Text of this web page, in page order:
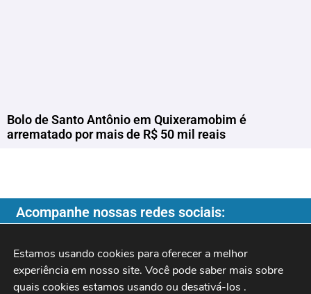
Bolo de Santo Antônio em Quixeramobim é
arrematado por mais de R$ 50 mil reais
Acompanhe nossas redes sociais:
Copyright ©️ 2026| Programa do Rochinha |
Estamos usando cookies para oferecer a melhor
experiência em nosso site. Você pode saber mais sobre
quais cookies estamos usando ou desativá-los .